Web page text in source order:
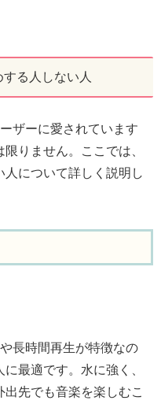
る人しない人
ザーに愛されています
りません。ここでは、
について詳しく説明し
長時間再生が特徴なの
最適です。水に強く、
先でも音楽を楽しむこ